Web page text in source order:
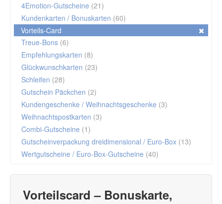
4Emotion-Gutscheine (21)
Kundenkarten / Bonuskarten (60)
Vorteils-Card
Treue-Bons (6)
Empfehlungskarten (8)
Glückwunschkarten (23)
Schleifen (28)
Gutschein Päckchen (2)
Kundengeschenke / Weihnachtsgeschenke (3)
Weihnachtspostkarten (3)
Combi-Gutscheine (1)
Gutscheinverpackung dreidimensional / Euro-Box (13)
Wertgutscheine / Euro-Box-Gutscheine (40)
Vorteilscard – Bonuskarte,